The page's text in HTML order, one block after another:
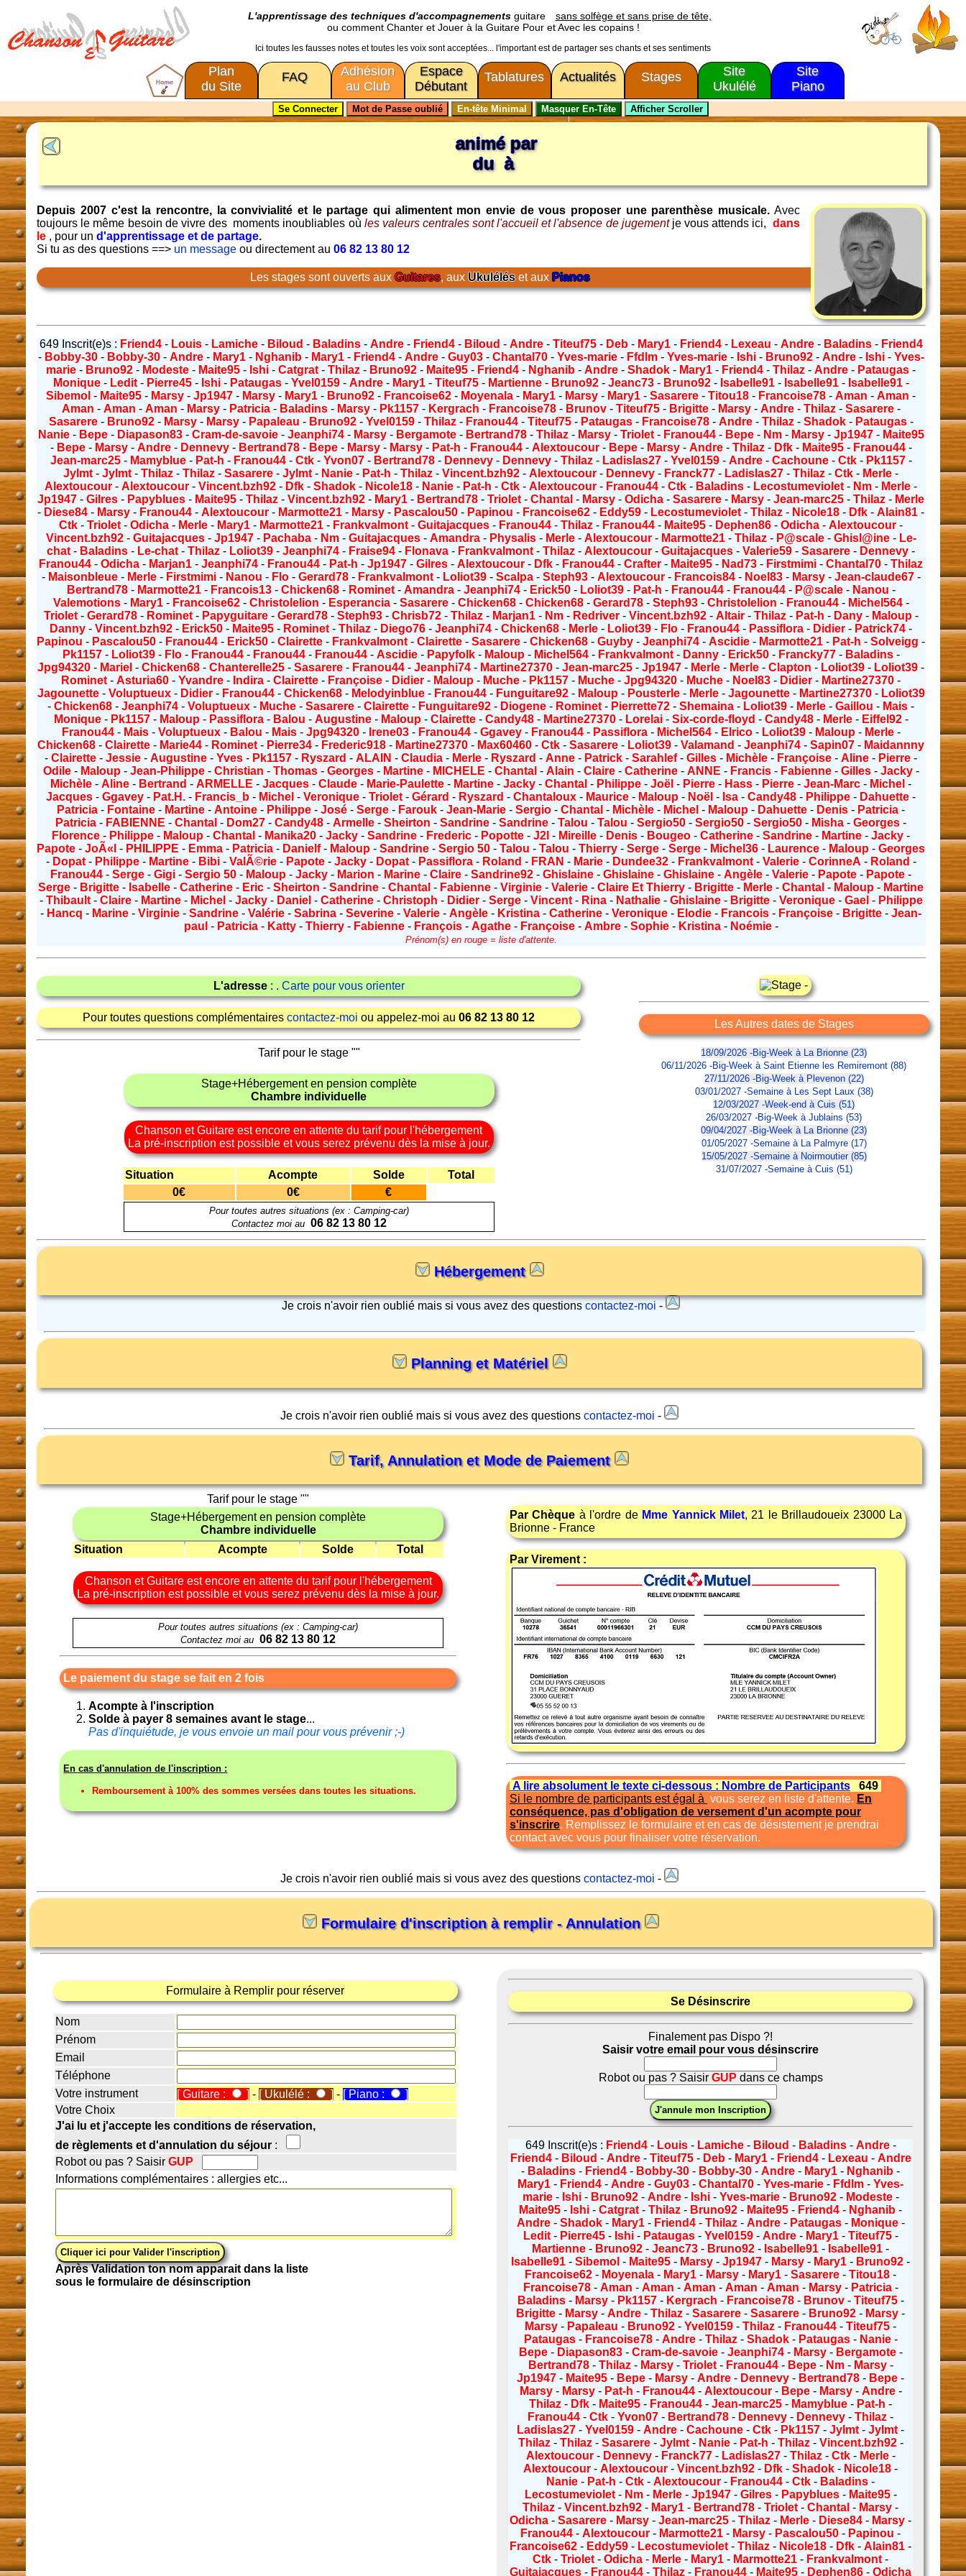
L'apprentissage des techniques d'accompagnementsguitare
sans solfège et sans prise de tête,
ou comment Chanter et Jouer à la Guitare Pour et Avec les copains !
Ici toutes les fausses notes et toutes les voix sont acceptées... l'important est de partager ses chants et ses sentiments
Plan
du Site
FAQ
Adhésion
au Club
Espace
Débutant
Tablatures Actualités Stages
Site
Ukulélé
Site
Piano
animé par
du à
Depuis 2007 c'est la rencontre, la convivialité et le partage qui alimentent mon envie de vous proposer une parenthèse musicale.Avec
toujours le même besoin de vivre des moments inoubliables où les valeurs centrales sont l'accueil et l'absence de jugementje vous attends ici, dans
le , pour und'apprentissage et de partage.
Si tu as des questions ==> un message ou directement au06 82 13 80 12
Les stages sont ouverts auxGuitares, aux Ukuléléset aux Pianos
649 Inscrit(e)s : Friend4- Louis- Lamiche- Biloud - Baladins- Andre- Friend4- Biloud - Andre- Titeuf75- Deb- Mary1- Friend4- Lexeau - Andre- Baladins- Friend4
- Bobby-30- Bobby-30- Andre- Mary1- Nghanib- Mary1- Friend4- Andre- Guy03- Chantal70- Yves-marie- Ffdlm- Yves-marie- Ishi- Bruno92- Andre- Ishi- Yves-
marie - Bruno92 - Modeste - Maite95 - Ishi -Catgrat -Thilaz - Bruno92 - Maite95 - Friend4 - Nghanib -Andre -Shadok - Mary1 - Friend4 -Thilaz -Andre - Pataugas -
Monique- Ledit- Pierre45- Ishi- Pataugas- Yvel0159- Andre- Mary1- Titeuf75- Martienne- Bruno92- Jeanc73- Bruno92- Isabelle91- Isabelle91- Isabelle91-
Sibemol - Maite95 - Marsy -Jp1947 - Marsy - Mary1 - Bruno92 - Francoise62 - Moyenala - Mary1 - Marsy - Mary1 -Sasarere -Titou18 - Francoise78 -Aman -Aman -
Aman - Aman - Aman - Marsy- Patricia- Baladins- Marsy- Pk1157- Kergrach - Francoise78- Brunov- Titeuf75- Brigitte- Marsy- Andre- Thilaz- Sasarere-
Sasarere- Bruno92- Marsy- Marsy- Papaleau - Bruno92- Yvel0159- Thilaz- Franou44- Titeuf75- Pataugas- Francoise78- Andre- Thilaz- Shadok- Pataugas-
Nanie- Bepe- Diapason83- Cram-de-savoie- Jeanphi74- Marsy- Bergamote- Bertrand78- Thilaz- Marsy- Triolet- Franou44- Bepe- Nm- Marsy- Jp1947- Maite95
- Bepe- Marsy- Andre- Dennevy- Bertrand78- Bepe- Marsy- Marsy- Pat-h - Franou44- Alextoucour- Bepe- Marsy- Andre- Thilaz- Dfk- Maite95- Franou44-
Jean-marc25- Mamyblue- Pat-h - Franou44- Ctk- Yvon07- Bertrand78- Dennevy- Dennevy- Thilaz- Ladislas27- Yvel0159- Andre- Cachoune- Ctk- Pk1157-
Jylmt -Jylmt -Thilaz -Thilaz -Sasarere -Jylmt - Nanie - Pat-h -Thilaz -Vincent.bzh92 -Alextoucour - Dennevy - Franck77 - Ladislas27 -Thilaz -Ctk - Merle -
Alextoucour -Alextoucour -Vincent.bzh92 - Dfk -Shadok - Nicole18 - Nanie - Pat-h -Ctk -Alextoucour - Franou44 -Ctk - Baladins - Lecostumeviolet - Nm - Merle -
Jp1947 -Gilres - Papyblues - Maite95 -Thilaz -Vincent.bzh92 - Mary1 - Bertrand78 -Triolet -Chantal - Marsy -Odicha -Sasarere - Marsy -Jean-marc25 -Thilaz - Merle
- Diese84 - Marsy - Franou44 -Alextoucour - Marmotte21 - Marsy - Pascalou50 - Papinou - Francoise62 - Eddy59 - Lecostumeviolet -Thilaz - Nicole18 - Dfk -Alain81 -
Ctk -Triolet -Odicha - Merle - Mary1 - Marmotte21 - Frankvalmont -Guitajacques - Franou44 -Thilaz - Franou44 - Maite95 - Dephen86 -Odicha -Alextoucour -
Vincent.bzh92- Guitajacques- Jp1947- Pachaba- Nm- Guitajacques- Amandra- Physalis- Merle- Alextoucour- Marmotte21- Thilaz- P@scale- Ghisl@ine- Le-
chat - Baladins - Le-chat -Thilaz - Loliot39 -Jeanphi74 - Fraise94 - Flonava - Frankvalmont -Thilaz -Alextoucour -Guitajacques -Valerie59 -Sasarere - Dennevy -
Franou44 -Odicha - Marjan1 -Jeanphi74 - Franou44 - Pat-h -Jp1947 -Gilres -Alextoucour - Dfk - Franou44 -Crafter - Maite95 - Nad73 - Firstmimi -Chantal70 -Thilaz
- Maisonbleue- Merle- Firstmimi- Nanou - Flo- Gerard78- Frankvalmont- Loliot39- Scalpa- Steph93- Alextoucour- Francois84- Noel83- Marsy- Jean-claude67-
Bertrand78- Marmotte21- Francois13- Chicken68- Rominet- Amandra- Jeanphi74- Erick50- Loliot39- Pat-h - Franou44- Franou44- P@scale- Nanou -
Valemotions- Mary1- Francoise62- Christolelion - Esperancia- Sasarere- Chicken68- Chicken68- Gerard78- Steph93- Christolelion - Franou44- Michel564-
Triolet- Gerard78- Rominet- Papyguitare- Gerard78- Steph93- Chrisb72- Thilaz- Marjan1- Nm- Redriver- Vincent.bzh92- Altair- Thilaz- Pat-h - Dany- Maloup-
Danny -Vincent.bzh92 - Erick50 - Maite95 - Rominet -Thilaz - Diego76 -Jeanphi74 -Chicken68 - Merle - Loliot39 - Flo - Franou44 - Passiflora - Didier - Patrick74 -
Papinou - Pascalou50 - Franou44 - Erick50 -Clairette - Frankvalmont -Clairette -Sasarere -Chicken68 -Guyby -Jeanphi74 -Ascidie - Marmotte21 - Pat-h -Solveigg -
Pk1157- Loliot39- Flo- Franou44- Franou44- Franou44- Ascidie- Papyfolk- Maloup- Michel564- Frankvalmont- Danny- Erick50- Francky77- Baladins-
Jpg94320 - Mariel -Chicken68 -Chanterelle25 -Sasarere - Franou44 -Jeanphi74 - Martine27370 -Jean-marc25 -Jp1947 - Merle - Merle -Clapton - Loliot39 - Loliot39 -
Rominet -Asturia60 -Yvandre - Indira -Clairette - Françoise - Didier - Maloup - Muche - Pk1157 - Muche -Jpg94320 - Muche - Noel83 - Didier - Martine27370 -
Jagounette- Voluptueux- Didier- Franou44- Chicken68- Melodyinblue- Franou44- Funguitare92- Maloup- Pousterle- Merle- Jagounette- Martine27370- Loliot39
-Chicken68 -Jeanphi74 -Voluptueux - Muche -Sasarere -Clairette - Funguitare92 - Diogene - Rominet - Pierrette72 -Shemaina - Loliot39 - Merle -Gaillou - Mais -
Monique- Pk1157- Maloup- Passiflora- Balou - Augustine- Maloup- Clairette- Candy48- Martine27370- Lorelai- Six-corde-floyd - Candy48- Merle- Eiffel92-
Franou44- Mais- Voluptueux- Balou - Mais- Jpg94320- Irene03- Franou44- Ggavey- Franou44- Passiflora- Michel564- Elrico- Loliot39- Maloup- Merle-
Chicken68 -Clairette - Marie44 - Rominet - Pierre34 - Frederic918 - Martine27370 - Max60460 -Ctk -Sasarere - Loliot39 -Valamand -Jeanphi74 -Sapin07 - Maidannny
-Clairette -Jessie -Augustine -Yves - Pk1157 - Ryszard -ALAIN -Claudia - Merle - Ryszard -Anne - Patrick -Sarahlef-Gilles - Michèle - Françoise -Aline - Pierre -
Odile- Maloup- Jean-Philippe- Christian - Thomas- Georges- Martine- MICHELE - Chantal - Alain - Claire- Catherine- ANNE - Francis- Fabienne- Gilles- Jacky-
Michèle -Aline - Bertrand -ARMELLE -Jacques -Claude - Marie-Paulette - Martine -Jacky -Chantal - Philippe -Joël - Pierre - Hass - Pierre -Jean-Marc - Michel -
Jacques -Ggavey - Pat.H. - Francis_b - Michel -Veronique -Triolet -Gérard - Ryszard -Chantaloux - Maurice - Maloup - Noël - Isa -Candy48 - Philippe - Dahuette -
Patricia - Fontaine - Martine -Antoine - Philippe -José -Serge - Farouk -Jean-Marie -Sergio -Chantal - Michèle - Michel - Maloup - Dahuette - Denis - Patricia -
Patricia - FABIENNE -Chantal - Dom27 -Candy48 -Armelle -Sheirton -Sandrine -Sandrine -Talou -Talou -Sergio50 -Sergio50 -Sergio50 - Misha -Georges -
Florence - Philippe - Maloup -Chantal - Manika20-Jacky-Sandrine - Frederic - Popotte -J2l - Mireille - Denis - Bougeo -Catherine -Sandrine - Martine -Jacky-
Papote -JoÃ«l - PHILIPPE - Emma - Patricia - Danielf- Maloup -Sandrine -Sergio 50 -Talou -Talou -Thierry -Serge-Serge- Michel36 - Laurence - Maloup -Georges
- Dopat- Philippe- Martine- Bibi- ValÃ©rie- Papote- Jacky - Dopat- Passiflora- Roland - FRAN - Marie- Dundee32- Frankvalmont- Valerie- CorinneA - Roland -
Franou44 -Serge -Gigi -Sergio 50 - Maloup -Jacky - Marion - Marine -Claire -Sandrine92 -Ghislaine -Ghislaine -Ghislaine -Angèle -Valerie - Papote - Papote -
Serge- Brigitte - Isabelle -Catherine - Eric -Sheirton -Sandrine -Chantal - Fabienne -Virginie -Valerie -Claire Et Thierry - Brigitte - Merle -Chantal - Maloup - Martine
- Thibault- Claire- Martine- Michel - Jacky - Daniel - Catherine- Christoph - Didier- Serge - Vincent- Rina- Nathalie- Ghislaine - Brigitte- Veronique- Gael - Philippe
- Hancq - Marine -Virginie -Sandrine -Valérie -Sabrina -Severine -Valerie -Angèle - Kristina -Catherine -Veronique - Elodie - Francois - Françoise - Brigitte -Jean-
paul - Patricia- Katty- Thierry- Fabienne- François - Agathe- Françoise- Ambre - Sophie - Kristina- Noémie-
Prénom(s) en rouge = liste d'attente.
L'adresse: . Carte pour vous orienter
Pour toutes questions complémentairescontactez-moi ou appelez-moi au06 82 13 80 12
Tarif pour le stage ""
Stage+Hébergement en pension complète
Chambre individuelle
Chanson et Guitare est encore en attente du tarif pour l'hébergement
La pré-inscription est possible et vous serez prévenu dès la mise à jour.
Situation Acompte Solde
Total
0€
0€ €
Pour toutes autres situations (ex : Camping-car)
Contactez moi au 06 82 13 80 12
Les Autres dates de Stages
18/09/2026 -Big-Week à La Brionne (23)
06/11/2026 -Big-Week à Saint Etienne les Remiremont (88)
27/11/2026 -Big-Week à Plevenon (22)
03/01/2027 -Semaine à Les Sept Laux (38)
12/03/2027 -Week-end à Cuis (51)
26/03/2027 -Big-Week à Jublains (53)
09/04/2027 -Big-Week à La Brionne (23)
01/05/2027 -Semaine à La Palmyre (17)
15/05/2027 -Semaine à Noirmoutier (85)
31/07/2027 -Semaine à Cuis (51)
Hébergement
Je crois n'avoir rien oublié mais si vous avez des questionscontactez-moi -
Planning et Matériel
Je crois n'avoir rien oublié mais si vous avez des questionscontactez-moi -
Tarif, Annulation et Mode de Paiement
Tarif pour le stage ""
Stage+Hébergement en pension complète
Chambre individuelle
Situation
Acompte Solde Total
Chanson et Guitare est encore en attente du tarif pour l'hébergement
La pré-inscription est possible et vous serez prévenu dès la mise à jour.
Pour toutes autres situations (ex : Camping-car)
Contactez moi au 06 82 13 80 12
Le paiement du stage se fait en 2 fois
Acompte à l'inscription
Solde à payer 8 semaines avant le stage...
Pas d'inquiétude, je vous envoie un mail pour vous prévenir ;-)
En cas d'annulation de l'inscription :
Remboursement à 100% des sommes versées dans toutes les situations.
Par Chèque à l'ordre de Mme Yannick Milet, 21 le Brillaudoueix 23000 La
Brionne - France
Par Virement :
A lire absolument le texte ci-dessous : Nombre de Participants: 649
Si le nombre de participants est égal à vous serez en liste d'attente. En
conséquence, pas d'obligation de versement d'un acompte pour
s'inscrire. Remplissez le formulaire et en cas de désistement je prendrai
contact avec vous pour finaliser votre réservation.
Je crois n'avoir rien oublié mais si vous avez des questionscontactez-moi -
Formulaire d'inscription à remplir - Annulation
Formulaire à Remplir pour réserver
Nom
Prénom
Email
Téléphone
Votre instrument
[ Guitare : ] - [ Ukulélé : ] - [ Piano :
]
Votre Choix
J'ai lu et j'accepte les conditions de réservation,
de règlements et d'annulation du séjour:
Robot ou pas ? Saisir GUP
Informations complémentaires : allergies etc...
Après Validation ton nom apparait dans la liste
sous le formulaire de désinscription
Se Désinscrire
Finalement pas Dispo ?!
Saisir votre email pour vous désinscrire
Robot ou pas ? Saisir GUP dans ce champs
649 Inscrit(e)s : Friend4- Louis- Lamiche- Biloud - Baladins- Andre-
Friend4- Biloud - Andre- Titeuf75- Deb- Mary1- Friend4- Lexeau - Andre
- Baladins - Friend4 - Bobby-30 - Bobby-30 -Andre - Mary1 - Nghanib -
Mary1 - Friend4 -Andre -Guy03 -Chantal70 -Yves-marie - Ffdlm -Yves-
marie- Ishi- Bruno92- Andre- Ishi- Yves-marie- Bruno92- Modeste-
Maite95 - Ishi -Catgrat -Thilaz - Bruno92 - Maite95 - Friend4 - Nghanib -
Andre- Shadok- Mary1- Friend4- Thilaz- Andre- Pataugas- Monique-
Ledit- Pierre45- Ishi- Pataugas- Yvel0159- Andre- Mary1- Titeuf75-
Martienne - Bruno92 -Jeanc73 - Bruno92 - Isabelle91 - Isabelle91 -
Isabelle91 -Sibemol - Maite95 - Marsy -Jp1947 - Marsy - Mary1 - Bruno92 -
Francoise62 - Moyenala - Mary1 - Marsy - Mary1 -Sasarere -Titou18 -
Francoise78- Aman - Aman - Aman - Aman - Aman - Marsy- Patricia-
Baladins- Marsy- Pk1157- Kergrach - Francoise78- Brunov- Titeuf75-
Brigitte - Marsy -Andre -Thilaz -Sasarere -Sasarere - Bruno92 - Marsy -
Marsy - Papaleau - Bruno92 -Yvel0159 -Thilaz - Franou44 -Titeuf75 -
Pataugas- Francoise78- Andre- Thilaz- Shadok- Pataugas- Nanie-
Bepe- Diapason83- Cram-de-savoie- Jeanphi74- Marsy- Bergamote-
Bertrand78- Thilaz- Marsy- Triolet- Franou44- Bepe- Nm- Marsy-
Jp1947 - Maite95 - Bepe - Marsy -Andre - Dennevy - Bertrand78 - Bepe -
Marsy- Marsy- Pat-h - Franou44- Alextoucour- Bepe- Marsy- Andre-
Thilaz - Dfk - Maite95 - Franou44 -Jean-marc25 - Mamyblue - Pat-h -
Franou44 -Ctk -Yvon07 - Bertrand78 - Dennevy - Dennevy -Thilaz -
Ladislas27 -Yvel0159 -Andre -Cachoune -Ctk - Pk1157 -Jylmt -Jylmt -
Thilaz- Thilaz- Sasarere- Jylmt- Nanie- Pat-h - Thilaz- Vincent.bzh92-
Alextoucour- Dennevy- Franck77- Ladislas27- Thilaz- Ctk- Merle-
Alextoucour -Alextoucour -Vincent.bzh92 - Dfk -Shadok - Nicole18 -
Nanie - Pat-h -Ctk -Alextoucour - Franou44 -Ctk - Baladins -
Lecostumeviolet- Nm- Merle- Jp1947- Gilres- Papyblues- Maite95-
Thilaz -Vincent.bzh92 - Mary1 - Bertrand78 -Triolet -Chantal - Marsy -
Odicha -Sasarere - Marsy -Jean-marc25 -Thilaz - Merle - Diese84 - Marsy -
Franou44 -Alextoucour - Marmotte21 - Marsy - Pascalou50 - Papinou -
Francoise62 - Eddy59 - Lecostumeviolet -Thilaz - Nicole18 - Dfk -Alain81 -
Ctk -Triolet -Odicha - Merle - Mary1 - Marmotte21 - Frankvalmont -
Guitajacques - Franou44 -Thilaz - Franou44 - Maite95 - Dephen86 -Odicha